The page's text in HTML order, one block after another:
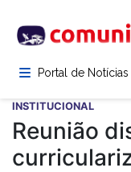
para
conteúdoPortal de Notícias
INSTITUCIONAL
Reunião